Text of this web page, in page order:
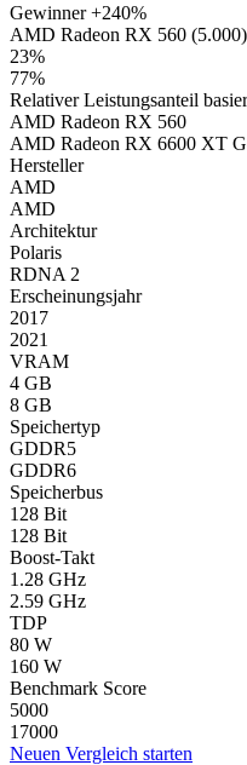
Gewinner+240%
AMD Radeon RX 560 (5.000)
23%
77%
Relativer Leistungsanteil
AMD Radeon RX 560
AMD Radeon RX 6600 XT
Hersteller
AMD
AMD
Architektur
Polaris
RDNA 2
Erscheinungsjahr
2017
2021
VRAM
4 GB
8 GB
Speichertyp
GDDR5
GDDR6
Speicherbus
128 Bit
128 Bit
Boost-Takt
1.28 GHz
2.59 GHz
TDP
80 W
160 W
Benchmark Score
5000
17000
Neuen Vergleich starten